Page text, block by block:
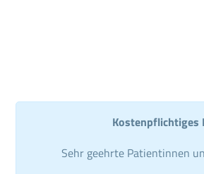
Kostenpflichtiges
Sehr geehrte Patientinnen